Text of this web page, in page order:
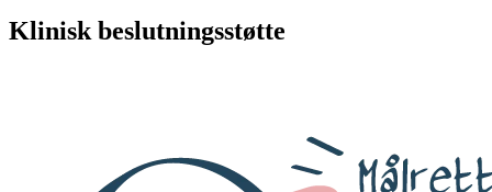
Klinisk beslutningsstøtte